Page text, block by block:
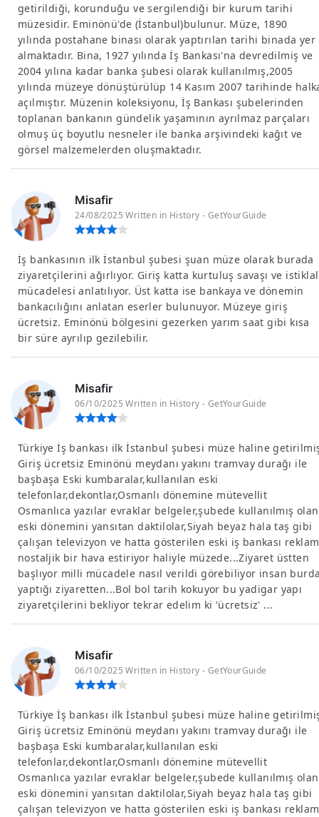
getirildiği, korunduğu ve sergilendiği bir kurum tarihi
müzesidir. Eminönü'de (İstanbul)bulunur. Müze, 1890
yılında postahane binası olarak yaptırılan tarihi binada yer
almaktadır. Bina, 1927 yılında İş Bankası'na devredilmiş ve
2004 yılına kadar banka şubesi olarak kullanılmış,2005
yılında müzeye dönüştürülüp 14 Kasım 2007 tarihinde
açılmıştır. Müzenin koleksiyonu, İş Bankası şubelerinden
toplanan bankanın gündelik yaşamının ayrılmaz parçaları
olmuş üç boyutlu nesneler ile banka arşivindeki kağıt ve
görsel malzemelerden oluşmaktadır.
Misafir
24/08/2025 Written in History - GetYourGuide
İş bankasının ilk İstanbul şubesi şuan müze olarak burada
ziyaretçilerini ağırlıyor. Giriş katta kurtuluş savaşı ve istiklal
mücadelesi anlatılıyor. Üst katta ise bankaya ve dönemin
bankacılığını anlatan eserler bulunuyor. Müzeye giriş
ücretsiz. Eminönü bölgesini gezerken yarım saat gibi kısa
bir süre ayrılıp gezilebilir.
Misafir
06/10/2025 Written in History - GetYourGuide
Türkiye İş bankası ilk İstanbul şubesi müze haline
Giriş ücretsiz Eminönü meydanı yakını tramvay durağı ile
başbaşa Eski kumbaralar,kullanılan eski
telefonlar,dekontlar,Osmanlı dönemine mütevellit
Osmanlıca yazılar evraklar belgeler,şubede kullanılmış olan
eski dönemini yansıtan daktilolar,Siyah beyaz hala taş gibi
çalışan televizyon ve hatta gösterilen eski iş bankası
nostaljik bir hava estiriyor haliyle müzede...Ziyaret üstten
başlıyor milli mücadele nasıl verildi görebiliyor insan
yaptığı ziyaretten...Bol bol tarih kokuyor bu yadigar yapı
ziyaretçilerini bekliyor tekrar edelim ki 'ücretsiz' ...
Misafir
06/10/2025 Written in History - GetYourGuide
Türkiye İş bankası ilk İstanbul şubesi müze haline
Giriş ücretsiz Eminönü meydanı yakını tramvay durağı ile
başbaşa Eski kumbaralar,kullanılan eski
telefonlar,dekontlar,Osmanlı dönemine mütevellit
Osmanlıca yazılar evraklar belgeler,şubede kullanılmış olan
eski dönemini yansıtan daktilolar,Siyah beyaz hala taş gibi
çalışan televizyon ve hatta gösterilen eski iş bankası